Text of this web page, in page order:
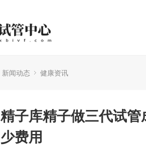
新闻动态 健康资讯
精子库精子做三代试
少费用